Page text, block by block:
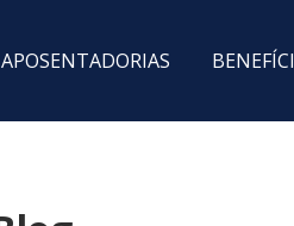
APOSENTADORIAS